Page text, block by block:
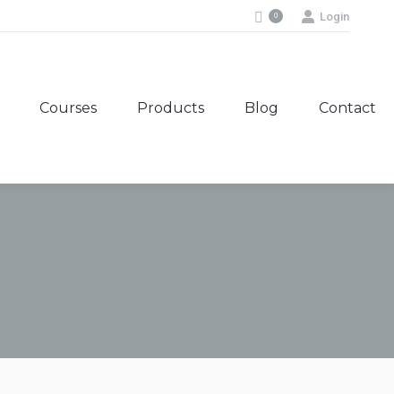
0 Login
Courses Products Blog Contact
Courses Products Blog Contact